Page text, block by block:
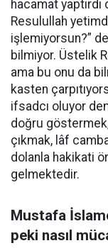
hacamat
Resulullah
işlemiyorsun?”
bilmiyor. Üstelik
ama bu onu da
kasten
ifsadcı oluyor
doğru
çıkmak, lâf
dolanla hakikati
gelmektedir.
Mustafa
peki nasıl